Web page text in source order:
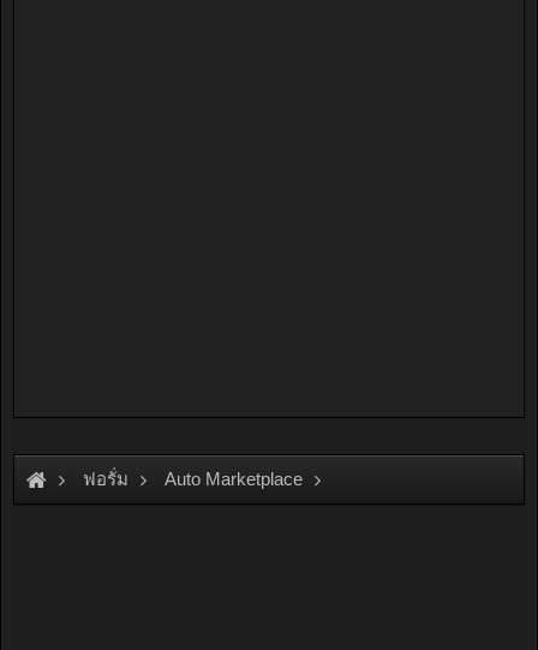
ฟอรั่ม Auto Marketplace